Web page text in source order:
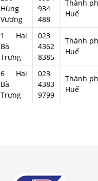
Hùng
Vương
934
488
Thành
Huế
1 Hai
Bà
Trưng
023
4362
8385
Thành
Huế
6 Hai
Bà
Trưng
023
4383
9799
Thành
Huế